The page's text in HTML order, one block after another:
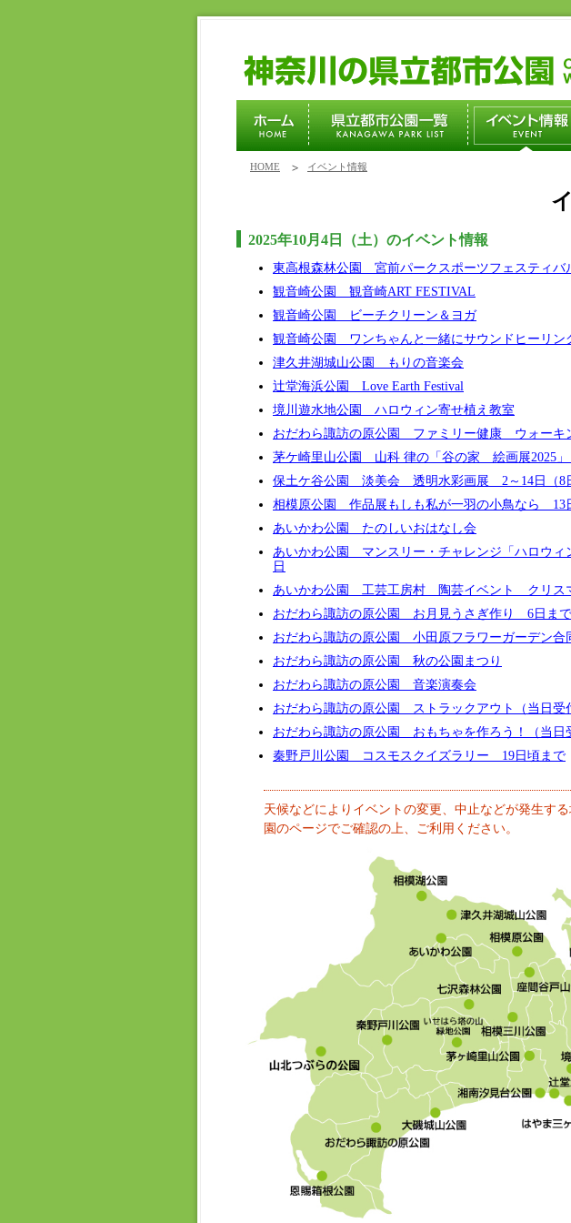
HOME イベント情報
2025年10月4日（土）のイベント情報
東高根森林公園 宮前パークスポーツフェスティバ
観音崎公園 観音崎ART FESTIVAL
観音崎公園 ビーチクリーン＆ヨガ
観音崎公園 ワンちゃんと一緒にサウンドヒーリン
津久井湖城山公園 もりの音楽会
辻堂海浜公園 Love Earth Festival
境川遊水地公園 ハロウィン寄せ植え教室
おだわら諏訪の原公園 ファミリー健康 ウォーキ
茅ケ崎里山公園 山科 律の「谷の家 絵画展2025
保土ケ谷公園 淡美会 透明水彩画展 2～14日（8
相模原公園 作品展もしも私が一羽の小鳥なら 13
あいかわ公園 たのしいおはなし会
あいかわ公園 マンスリー・チャレンジ「ハロウ
日
あいかわ公園 工芸工房村 陶芸イベント クリス
おだわら諏訪の原公園 お月見うさぎ作り 6日まで
おだわら諏訪の原公園 小田原フラワーガーデン
おだわら諏訪の原公園 秋の公園まつり
おだわら諏訪の原公園 音楽演奏会
おだわら諏訪の原公園 ストラックアウト（当日受
おだわら諏訪の原公園 おもちゃを作ろう！（当日
秦野戸川公園 コスモスクイズラリー 19日頃まで
天候などによりイベントの変更、中止などが発生す
園のページでご確認の上、ご利用ください。